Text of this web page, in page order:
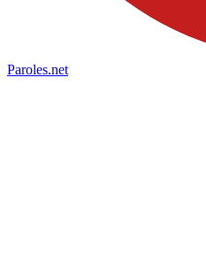
Paroles.net